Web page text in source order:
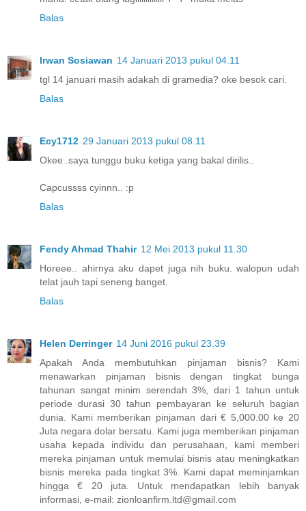
Balas
Irwan Sosiawan 14 Januari 2013 pukul 04.11
tgl 14 januari masih adakah di gramedia? oke besok cari.
Balas
Ecy1712 29 Januari 2013 pukul 08.11
Okee..saya tunggu buku ketiga yang bakal dirilis..
Capcussss cyinnn.. :p
Balas
Fendy Ahmad Thahir 12 Mei 2013 pukul 11.30
Horeee.. ahirnya aku dapet juga nih buku. walopun udah
telat jauh tapi seneng banget.
Balas
Helen Derringer 14 Juni 2016 pukul 23.39
Apakah Anda membutuhkan pinjaman bisnis? Kami
menawarkan pinjaman bisnis dengan tingkat bunga
tahunan sangat minim serendah 3%, dari 1 tahun untuk
periode durasi 30 tahun pembayaran ke seluruh bagian
dunia. Kami memberikan pinjaman dari € 5,000.00 ke 20
Juta negara dolar bersatu. Kami juga memberikan pinjaman
usaha kepada individu dan perusahaan, kami memberi
mereka pinjaman untuk memulai bisnis atau meningkatkan
bisnis mereka pada tingkat 3%. Kami dapat meminjamkan
hingga € 20 juta. Untuk mendapatkan lebih banyak
informasi, e-mail: zionloanfirm.ltd@gmail.com